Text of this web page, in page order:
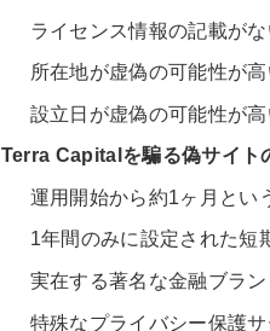
ライセンス情報の記載がな
所在地が虚偽の可能性が高
設立日が虚偽の可能性が高
Terra Capitalを騙る偽サイト
運用開始から約1ヶ月とい
1年間のみに設定された短
実在する著名な金融ブラ
特殊なプライバシー保護